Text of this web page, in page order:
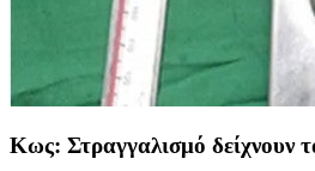
Κως: Στραγγαλισμό δείχνουν